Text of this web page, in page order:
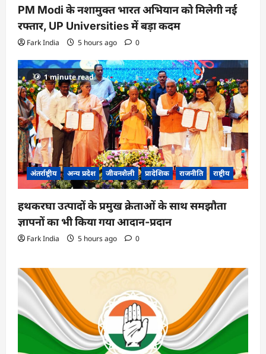
PM Modi के नशामुक्त भारत अभियान को मिलेगी नई
रफ्तार, UP Universities में बड़ा कदम
Fark India 5 hours ago 0
1 minute read
अंतर्राष्ट्रीय अन्य प्रदेश जीवनशैली प्रादेशिक राजनीति राष्ट्रीय
हथकरघा उत्पादों के प्रमुख क्रेताओं के साथ समझौता
ज्ञापनों का भी किया गया आदान-प्रदान
Fark India 5 hours ago 0